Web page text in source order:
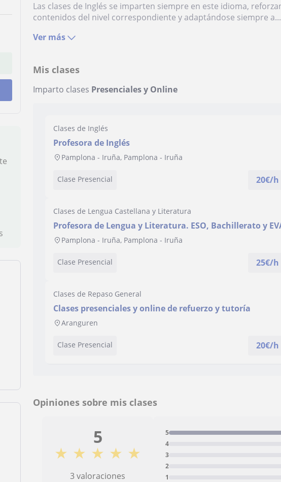
Las clases de Inglés se imparten siempre en este idioma,
contenidos del nivel correspondiente y adaptándose siempre a...
Ver más
Mis clases
Imparto clases Presenciales y Online
Clases de Inglés
Profesora de Inglés
Pamplona - Iruña, Pamplona - Iruña
Clase Presencial 20€/h
Clases de Lengua Castellana y Literatura
Profesora de Lengua y Literatura. ESO, Bachillerato y
Pamplona - Iruña, Pamplona - Iruña
Clase Presencial 25€/h
Clases de Repaso General
Clases presenciales y online de refuerzo y tutoría
Aranguren
Clase Presencial 20€/h
Opiniones sobre mis clases
5
★ ★ ★ ★ ★
3 valoraciones 1
2
3
4
5